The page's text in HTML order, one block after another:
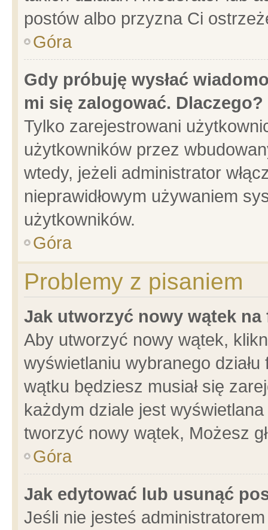
postów albo przyzna Ci
Góra
Gdy próbuję wysłać
mi się zalogować. Dlaczego?
Tylko zarejestrowani
użytkowników przez
wtedy, jeżeli administrator
nieprawidłowym używaniem
użytkowników.
Góra
Problemy z pisaniem
Jak utworzyć nowy wątek na
Aby utworzyć nowy wątek,
wyświetlaniu wybranego
wątku będziesz musiał się
każdym dziale jest
tworzyć nowy wątek, Możesz
Góra
Jak edytować lub usunąć
Jeśli nie jesteś